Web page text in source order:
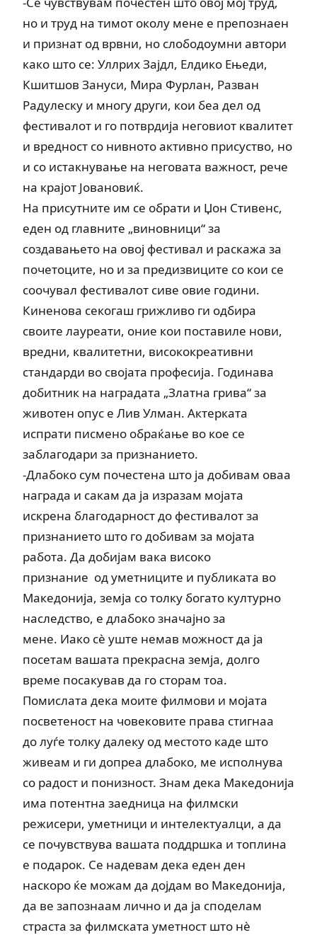
но и труд на тимот околу мене е препознаен
и признат од врвни, но слободоумни автори
како што се: Уллрих Зајдл, Елдико Ењеди,
Кшитшов Зануси, Мира Фурлан, Разван
Радулеску и многу други, кои беа дел од
фестивалот и го потврдија неговиот квалитет
и вредност со нивното активно присуство, но
и со истакнување на неговата важност, рече
на крајот Јовановиќ.
На присутните им се обрати и Џон Стивенс,
еден од главните „виновници“ за
создавањето на овој фестивал и раскажа за
почетоците, но и за предизвиците со кои се
соочувал фестивалот сиве овие години.
Киненова секогаш грижливо ги одбира
своите лауреати, оние кои поставиле нови,
вредни, квалитетни, висококреативни
стандарди во својата професија. Годинава
добитник на наградата „Златна грива“ за
животен опус е Лив Улман. Актерката
испрати писмено обраќање во кое се
заблагодари за признанието.
-Длабоко сум почестена што ја добивам оваа
награда и сакам да ја изразам мојата
искрена благодарност до фестивалот за
признанието што го добивам за мојата
работа. Да добијам вака високо
признание од уметниците и публиката во
Македонија, земја со толку богато културно
наследство, е длабоко значајно за
мене. Иако сè уште немав можност да ја
посетам вашата прекрасна земја, долго
време посакував да го сторам тоа.
Помислата дека моите филмови и мојата
посветеност на човековите права стигнаа
до луѓе толку далеку од местото каде што
живеам и ги допреа длабоко, ме исполнува
со радост и понизност. Знам дека Македонија
има потентна заедница на филмски
режисери, уметници и интелектуалци, а да
се почувствува вашата поддршка и топлина
е подарок. Се надевам дека еден ден
наскоро ќе можам да дојдам во Македонија,
да ве запознаам лично и да ја споделам
страста за филмската уметност што нè